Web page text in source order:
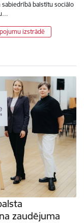
balstītu sociālo
izstrādē
zaudējuma